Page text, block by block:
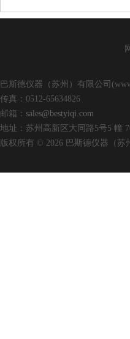
查看详情
巴斯德仪器（苏州）有限公司
传真：0512-65634826
邮箱： sales@bestyiqi.com
地址：苏州高新区大同路5号5 幢
版权所有 © 2026 巴斯德仪器（